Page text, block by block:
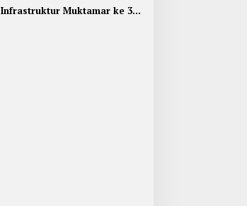
Infrastruktur Muktamar ke 35